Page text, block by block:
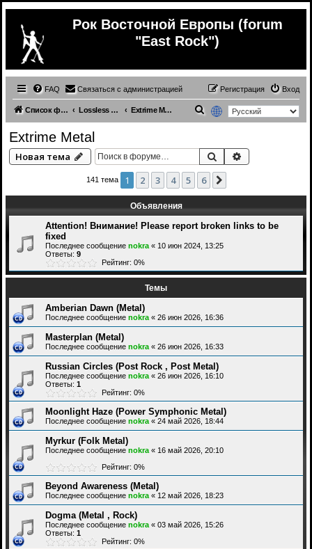
Рок Восточной Европы (forum
"East Rock")
FAQ Связаться с администрацией Вход
Регистрация
Список форумов Lossless (Music from other countries) Extrime Metal
с
к
Extrime Metal
Новая тема Поиск
141 тема 1 2 3 4 5 6
Объявления
Attention! Внимание! Please report broken links to be
fixed
Последнее сообщение nokra « 10 июн 2024, 13:25
Ответы: 9
Рейтинг: 0%
Темы
Amberian Dawn (Metal)
Последнее сообщение nokra « 26 июн 2026, 16:36
Masterplan (Metal)
Последнее сообщение nokra « 26 июн 2026, 16:33
Russian Circles (Post Rock , Post Metal)
Последнее сообщение nokra « 26 июн 2026, 16:10
Ответы: 1
Рейтинг: 0%
Moonlight Haze (Power Symphonic Metal)
Последнее сообщение nokra « 24 май 2026, 18:44
Myrkur (Folk Metal)
Последнее сообщение nokra « 16 май 2026, 20:10
Рейтинг: 0%
Beyond Awareness (Metal)
Последнее сообщение nokra « 12 май 2026, 18:23
Dogma (Metal , Rock)
Последнее сообщение nokra « 03 май 2026, 15:26
Ответы: 1
Рейтинг: 0%